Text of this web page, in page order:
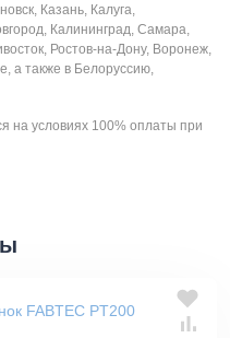
Казань, Калуга,
Калининград, Самара,
Ростов-на-Дону, Воронеж,
а также в Белоруссию,
на условиях 100% оплаты при